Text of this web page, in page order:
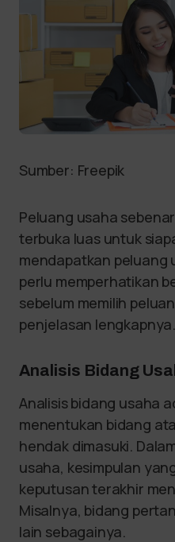
Sumber: Freepik
Peluang usaha
terbuka luas untuk
mendapatkan peluang
perlu memperhatikan
sebelum memilih
penjelasan lengkapnya.
Analisis Bidang
Analisis bidang usaha
menentukan bidang
hendak dimasuki.
usaha, kesimpulan
keputusan terakhir
Misalnya, bidang
lain sebagainya.